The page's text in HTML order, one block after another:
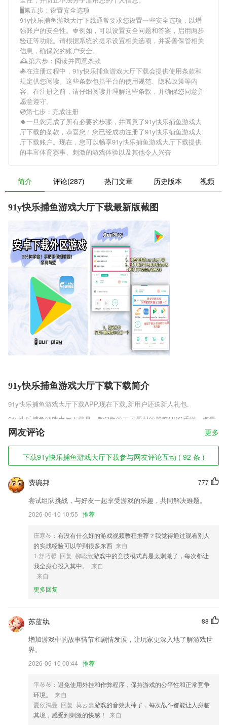
🖥第五步：设置安全选项
91y快乐捕鱼游戏大厅下载通常要求您设置一些安全选项，以增
强账户的安全性。🍓例如，可以设置安全问题和答案，启用两步
验证等功能。请根据系统的提示设置相关选项，并妥善保管相关
信息，确保您的账户安全。
🕰第六步：阅读并同意条款
🐙在注册过程中， 91y快乐捕鱼游戏大厅下载会提供使用条款和
规定供您阅读。这些条款包括平台的使用规范、隐私政策等内
容。在注册之前，请仔细阅读并理解这些条款，并确保您同意并
愿意遵守。
💿第七步：完成注册
🌵一旦您完成了所有必要的步骤，并同意了91y快乐捕鱼游戏大
厅下载的条款，恭喜您！您已经成功注册了91y快乐捕鱼游戏大
厅下载账户。现在，您可以畅享91y快乐捕鱼游戏大厅下载提供
的丰富体育赛事、刺激的游戏体验以及其他令人兴奋
简介 评论(287) 热门文章 历史版本 视频
91y快乐捕鱼游戏大厅下载最新版截图
91y快乐捕鱼游戏大厅下载下载简介
91y快乐捕鱼游戏大厅下载APP,现在下载,新用户还送新人礼包.
91y快乐捕鱼游戏大厅下载是一款Q版的三国题材的策略RPG手游，海量
的三国时期的英雄人物都在这里一一呈现，完美的复现了三国时期的各大
战役，明日三国H5最新版v1.0.1每个英雄都有着自己的定位以及属性，玩
家可以根据实时大战况随时的调整作战阵容，不同的英雄所搭配出来的战
斗力以及技能都有所不同。
91y快乐捕鱼游戏大厅下载软件特色
1,监测的数据实时分析，通过实时的数据分析，了解到胎儿成长变化状
2,你可以在这里仔细的查看附近的环境质量问题并可以轻松调整；
3,学生可以在任何时间和地点轻松学习，配合学校英语课程，让学生拥有
更多的自主学习的空间和时间。
4,专注于山东本地服务的政务新闻资讯服务软件，它为用户全面的进行了
本地诸多服务的整合;
5,自主学习引擎、学习管理系统
91y快乐捕鱼游戏大厅下载软件优势
1.练习试题会变得非常的轻松、简单、快速，随时随地都可以进入练题状
2.·内容丰富，包含了生活中常见的各种元素
长节省时间
4.以精、细、准、严的鉴证标准，全方位多角度鉴证导师
5.学生学习加减乘除运算的时候可以体验这里的口算游戏
网友评论 更多
下载91y快乐捕鱼游戏大厅下载参与网友评论互动 ( 92 条 )
777
费琬邦
尝试组队挑战，与好友一起享受游戏的乐趣，共同解决难题。
2026-06-10 10:55 推荐
庄寒琴 ：有没有什么好的游戏视频教程推荐？我觉得通过观看别人
的实战经验可以学到很多东西 来自
1.舒巧馨 回复 柳聪欣游戏中的竞技模式真是太刺激了，每次都让
我全身心投入其中。
来自
来自
更多回复
88
苏蓝纨
增加游戏中的故事情节和剧情发展，让玩家更深入地了解游戏世
界。
2026-06-10 00:44 推荐
平琴琴 ：避免使用外挂和作弊程序，保持游戏的公平性和正常竞争
环境。
来自
夏侯鸿曼 回复 莫云嘉游戏的音效太棒了，每次战斗都能让人身临
其境，感受到刺激的快感！
来自